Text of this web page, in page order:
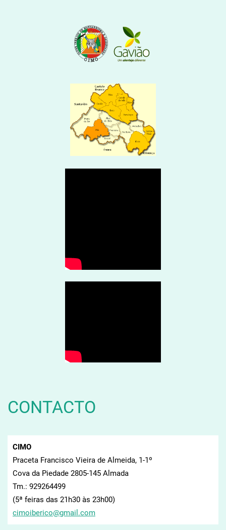
CONTACTO
CIMO
Praceta Francisco Vieira de Almeida, 1-1º
Cova da Piedade 2805-145 Almada
Tm.: 929264499
(5ª feiras das 21h30 às 23h00)
cimoiberico@gmai l.com